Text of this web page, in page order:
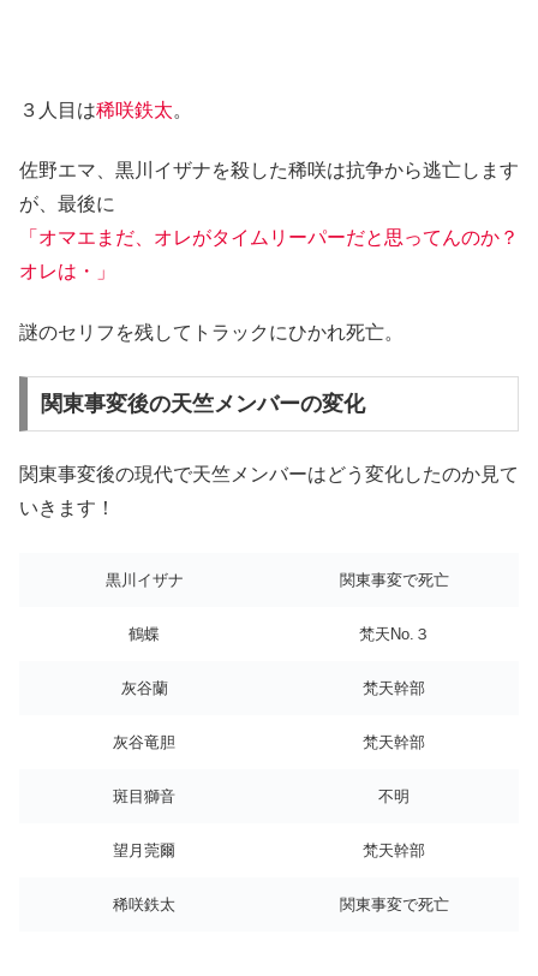
３人目は稀咲鉄太。
佐野エマ、黒川イザナを殺した稀咲は抗争から逃亡します
が、最後に
「オマエまだ、オレがタイムリーパーだと思ってんのか？
オレは・」
謎のセリフを残してトラックにひかれ死亡。
関東事変後の天竺メンバーの変化
関東事変後の現代で天竺メンバーはどう変化したのか見て
いきます！
黒川イザナ 関東事変で死亡
鶴蝶 梵天No.３
灰谷蘭 梵天幹部
灰谷竜胆 梵天幹部
斑目獅音 不明
望月莞爾 梵天幹部
稀咲鉄太 関東事変で死亡